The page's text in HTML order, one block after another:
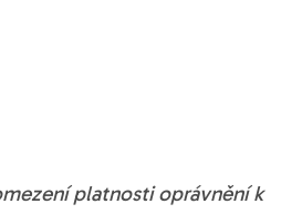
platnosti oprávnění k